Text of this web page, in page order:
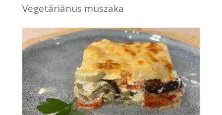
Vegetáriánus muszaka